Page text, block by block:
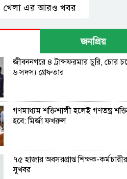
খেলা এর আরও খবর
জনপ্রিয়
জীবননগরে ৪ ট্রান্সফরমার চুরি, চোর
৬ সদস্য গ্রেফতার
গণমাধ্যম শক্তিশালী হলেই গণতন্ত্র
হবে: মির্জা ফখরুল
৭৫ হাজার অবসরপ্রাপ্ত শিক্ষক-
সুখবর